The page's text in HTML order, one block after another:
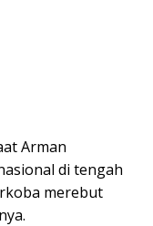
Arman
di tengah
merebut